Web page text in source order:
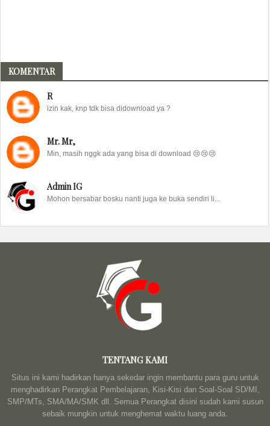
KOMENTAR
R
izin kak, knp tdk bisa didownload ya ?
Mr. Mr,
Min, masih nggk ada yang bisa di download 😢😢😢
Admin IG
Mohon bersabar bosku nanti juga ke buka sendiri li...
TENTANG KAMI
Situs ini kami hadirkan hanya sekedar ingin membantu para guru untuk
menghadirkan Perangkat Pembelajaran, Kisi-Kisi dan Soal-Soal SD/MI,
SMP/MTs, SMA/MA/SMK dll. Semua Perangkat disini sudah kami susun
sebaik mungkin untuk menghemat waktu luang anda.